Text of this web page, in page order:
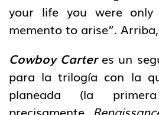
your life you were
memento to arise”.
Cowboy Carter es un
para la trilogía con la
planeada (la
precisamente